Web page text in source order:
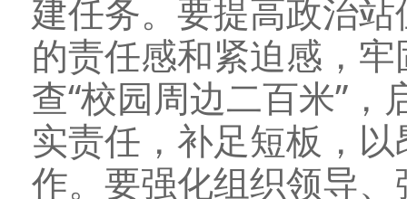
建任务。要提高政治
的责任感和紧迫感，
查“校园周边二百米”，
实责任，补足短板，
作。要强化组织领导